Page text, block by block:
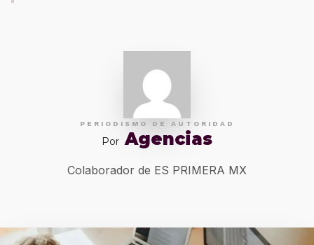
PERIODISMO DE AUTORIDAD
Por Agencias
Colaborador de ES PRIMERA MX